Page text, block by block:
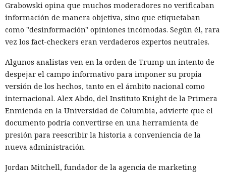
Grabowski opina que muchos moderadores no verificaban
información de manera objetiva, sino que etiquetaban
como "desinformación" opiniones incómodas. Según él, rara
vez los fact-checkers eran verdaderos expertos neutrales.
Algunos analistas ven en la orden de Trump un intento de
despejar el campo informativo para imponer su propia
versión de los hechos, tanto en el ámbito nacional como
internacional. Alex Abdo, del Instituto Knight de la Primera
Enmienda en la Universidad de Columbia, advierte que el
documento podría convertirse en una herramienta de
presión para reescribir la historia a conveniencia de la
nueva administración.
Jordan Mitchell, fundador de la agencia de marketing